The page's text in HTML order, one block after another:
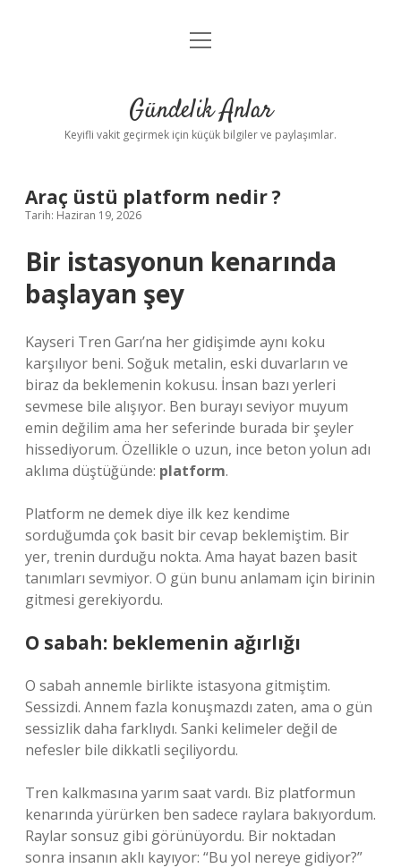
Anasayfa
Yasal Uyarı
menüyü
Gündelik Anlar
Keyifli vakit geçirmek için küçük bilgiler ve paylaşımlar.
Araç üstü platform nedir ?
Tarih: Haziran 19, 2026
Bir istasyonun kenarında
başlayan şey
Kayseri Tren Garı’na her gidişimde aynı koku
karşılıyor beni. Soğuk metalin, eski duvarların ve
biraz da beklemenin kokusu. İnsan bazı yerleri
sevmese bile alışıyor. Ben burayı seviyor muyum
emin değilim ama her seferinde burada bir şeyler
hissediyorum. Özellikle o uzun, ince beton yolun adı
aklıma düştüğünde: platform.
Platform ne demek diye ilk kez kendime
sorduğumda çok basit bir cevap beklemiştim. Bir
yer, trenin durduğu nokta. Ama hayat bazen basit
tanımları sevmiyor. O gün bunu anlamam için birinin
gitmesi gerekiyordu.
O sabah: beklemenin ağırlığı
O sabah annemle birlikte istasyona gitmiştim.
Sessizdi. Annem fazla konuşmazdı zaten, ama o gün
sessizlik daha farklıydı. Sanki kelimeler değil de
nefesler bile dikkatli seçiliyordu.
Tren kalkmasına yarım saat vardı. Biz platformun
kenarında yürürken ben sadece raylara bakıyordum.
Raylar sonsuz gibi görünüyordu. Bir noktadan
sonra insanın aklı kayıyor: “Bu yol nereye gidiyor?”